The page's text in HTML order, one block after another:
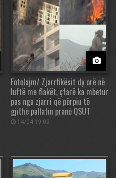
Fotolajm/ Zjarrfikësit dy orë në
luftë me flakët, çfarë ka mbetur
pas nga zjarri që përpiu të
gjithë pallatin pranë QSUT
14/04 19:09